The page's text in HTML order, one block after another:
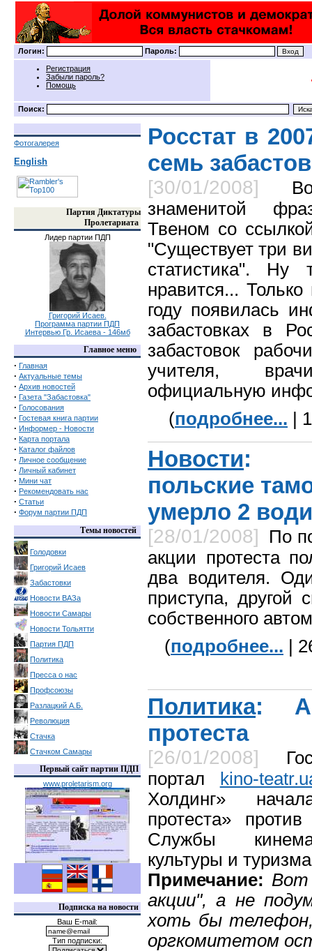
Логин: Пароль:
Регистрация
Забыли пароль?
Помощь
Поиск:
Фотогалерея
English
Партия Диктатуры
Пролетариата
Лидер партии ПДП
Григорий Исаев.
Программа партии ПДП
Интервью Гр. Исаева - 146мб
Главное меню
· Главная
· Актуальные темы
· Архив новостей
· Газета "Забастовка"
· Голосования
· Гостевая книга партии
· Информер - Новости
· Карта портала
· Каталог файлов
· Личное сообщение
· Личный кабинет
· Мини чат
· Рекомендовать нас
· Статьи
· Форум партии ПДП
Темы новостей
Голодовки
Григорий Исаев
Забастовки
Новости ВАЗа
Новости Самары
Новости Тольятти
Партия ПДП
Политика
Пресса о нас
Профсоюзы
Разлацкий А.Б.
Революция
Стачка
Стачком Самары
Первый сайт партии ПДП
www.proletarism.org
Подписка на новости
Ваш E-mail:
Тип подписки:
Росстат в
семь
[30/01/2008]
знаменитой
Твеном со
"Существует три
статистика".
нравится...
году появилась
забастовках в
забастовок
учителя,
официальную
(подробнее... |
Новости:
польские
умерло 2
[28/01/2008]
По
акции протеста
два водителя.
приступа, другой
собственного
(подробнее... |
Политика:
протеста
[26/01/2008]
портал
kino-
Холдинг»
протеста»
Службы
культуры и
Примечание: Вот
акции", а не
хоть бы телефон,
оргкомитетом